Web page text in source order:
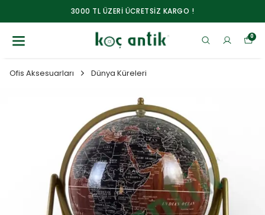
3000 TL ÜZERİ ÜCRETSİZ KARGO !
0
Ofis Aksesuarları Dünya Küreleri